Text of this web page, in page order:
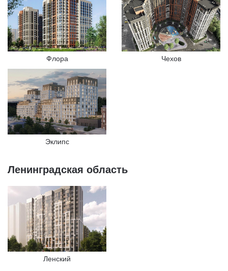
Флора Чехов
Эклипс
Ленинградская область
Ленский